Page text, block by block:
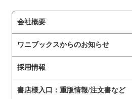
会社概要
ワニブックスからのお知らせ
採用情報
書店様入口：重版情報/注文書など